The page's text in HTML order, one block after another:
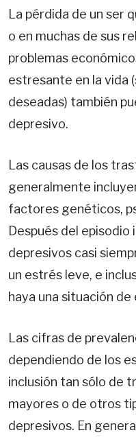
La pérdida de un ser
o en muchas de sus
problemas
estresante en la vida
deseadas) también
depresivo.
Las causas de los
generalmente
factores genéticos,
Después del
depresivos casi
un estrés leve, e
haya una situación de
Las cifras de
dependiendo de los
inclusión tan sólo de
mayores o de otros
depresivos. En